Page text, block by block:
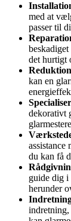
med at
passer til
det hurtigt
kan en
dekorativt
assistance
du kan få
guide dig i
herunder